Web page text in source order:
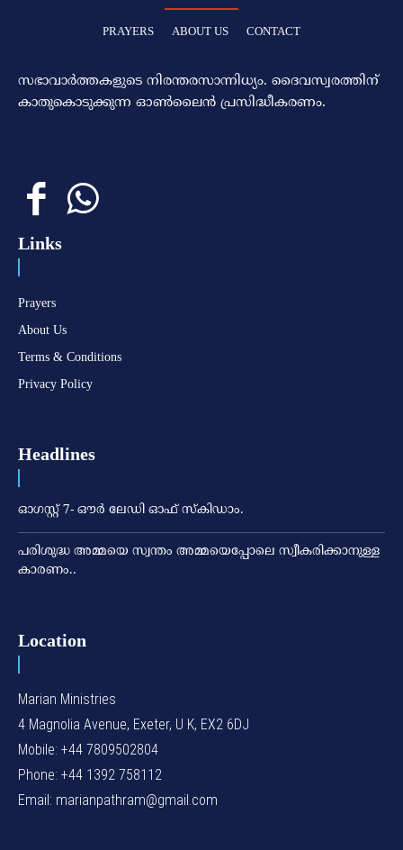
PRAYERS ABOUT US CONTACT
സഭാവാര്‍ത്തകളുടെ നിരന്തരസാന്നിധ്യം. ദൈവസ്വരത്തിന്‌
കാതുകൊടുക്കുന്ന ഓണ്‍ലൈന്‍ പ്രസിദ്ധീകരണം.
Links
Prayers
About Us
Terms & Conditions
Privacy Policy
Headlines
ഓഗസ്റ്റ് 7- ഔര്‍ ലേഡി ഓഫ് സ്‌കിഡാം.
പരിശുദ്ധ അമ്മയെ സ്വന്തം അമ്മയെപ്പോലെ സ്വീകരിക്കാനുള്ള
കാരണം..
Location
Marian Ministries
4 Magnolia Avenue, Exeter, U K, EX2 6DJ
Mobile: +44 7809502804
Phone: +44 1392 758112
Email: marianpathram@gmail.com